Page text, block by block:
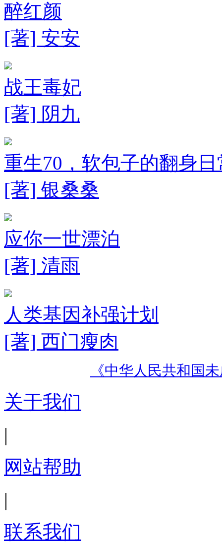
醉红颜
[著] 安安
战王毒妃
[著] 阴九
重生70，软包子的翻身日
[著] 银桑桑
应你一世漂泊
[著] 清雨
人类基因补强计划
[著] 西门瘦肉
《中华人民共和国
关于我们
|
网站帮助
|
联系我们